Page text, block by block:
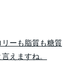
ーも脂質も糖質
えますね。